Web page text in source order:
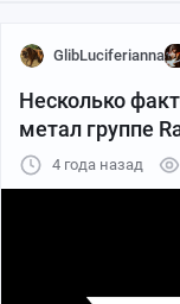
GlibLuciferianna
Несколько
метал группе
4 года назад